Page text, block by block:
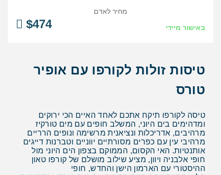
באישור מיידי $474
מחיר לאדם
טיסות זולות לקורפו עם אופיר
טורס
טיסה לקורפו תיקח אתכם לאחד האיים הכי ירוקים
ומדהימים בים היוני, המשלב חופים עם מים טורקיז
מרהיבים, אדריכלות ונציאנית מרשימה ונופים הרריים
מרהיבי עין עם כפרים מסורתיים יווניים וטברנות דייגים
אותנטיות. האי הקסום, הממוקם בצפון הים היוני מול
חופי אלבניה ויוון, מציע שילוב מושלם של קורפו טאון
ההיסטורי עם הארמון הישן והחדש, חופי